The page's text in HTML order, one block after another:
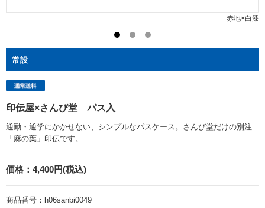
赤地×白漆
常設
印伝屋×さんび堂 パス入
通勤・通学にかかせない、シンプルなパスケース。さんび堂だけの別注
「麻の葉」印伝です。
価格： 4,400円(税込)
商品番号： h06sanbi0049